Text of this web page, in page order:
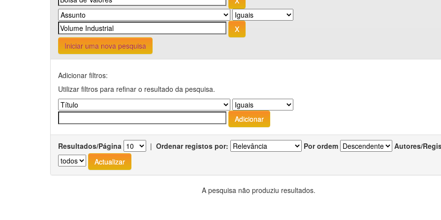
Iniciar uma nova pesquisa
Adicionar filtros:
Utilizar filtros para refinar o resultado da pesquisa.
Resultados/Página | Ordenar registos por: Por ordem Autores/
A pesquisa não produziu resultados.